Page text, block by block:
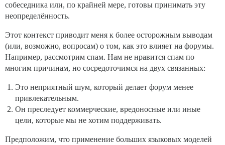
собеседника или, по крайней мере, готовы принимать эту
неопределённость.
Этот контекст приводит меня к более осторожным выводам
(или, возможно, вопросам) о том, как это влияет на форумы.
Например, рассмотрим спам. Нам не нравится спам по
многим причинам, но сосредоточимся на двух связанных:
Это неприятный шум, который делает форум менее
привлекательным.
Он преследует коммерческие, вредоносные или иные
цели, которые мы не хотим поддерживать.
Предположим, что применение больших языковых моделей